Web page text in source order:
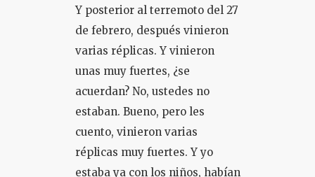
Y posterior al terremoto del 27
de febrero, después vinieron
varias réplicas. Y vinieron
unas muy fuertes, ¿se
acuerdan? No, ustedes no
estaban. Bueno, pero les
cuento, vinieron varias
réplicas muy fuertes. Y yo
estaba ya con los niños, habían